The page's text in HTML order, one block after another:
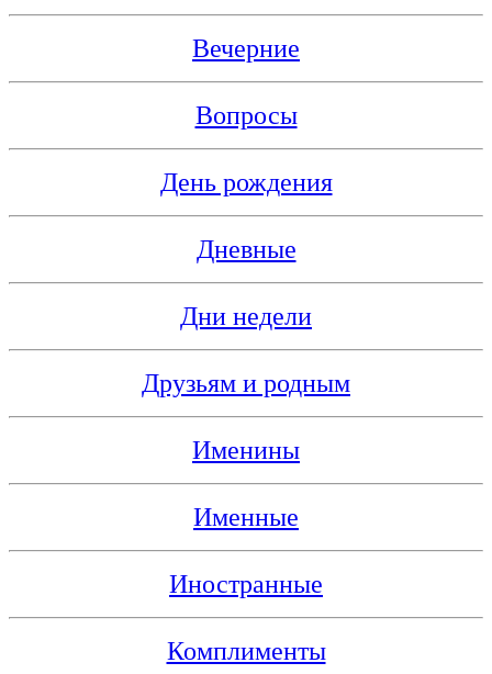
Вечерние
Вопросы
День рождения
Дневные
Дни недели
Друзьям и родным
Именины
Именные
Иностранные
Комплименты